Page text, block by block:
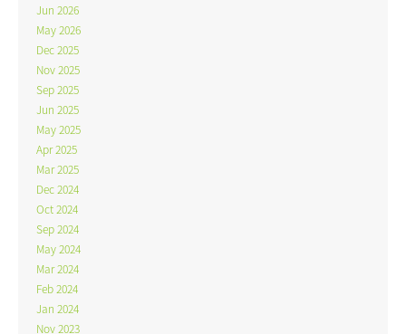
Jun 2026
May 2026
Dec 2025
Nov 2025
Sep 2025
Jun 2025
May 2025
Apr 2025
Mar 2025
Dec 2024
Oct 2024
Sep 2024
May 2024
Mar 2024
Feb 2024
Jan 2024
Nov 2023